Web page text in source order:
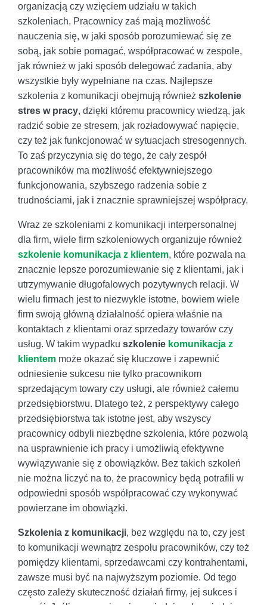
organizacją czy wzięciem udziału w takich
szkoleniach. Pracownicy zaś mają możliwość
nauczenia się, w jaki sposób porozumiewać się ze
sobą, jak sobie pomagać, współpracować w zespole,
jak również w jaki sposób delegować zadania, aby
wszystkie były wypełniane na czas. Najlepsze
szkolenia z komunikacji obejmują również szkolenie
stres w pracy, dzięki któremu pracownicy wiedzą, jak
radzić sobie ze stresem, jak rozładowywać napięcie,
czy też jak funkcjonować w sytuacjach stresogennych.
To zaś przyczynia się do tego, że cały zespół
pracowników ma możliwość efektywniejszego
funkcjonowania, szybszego radzenia sobie z
trudnościami, jak i znacznie sprawniejszej współpracy.
Wraz ze szkoleniami z komunikacji interpersonalnej
dla firm, wiele firm szkoleniowych organizuje również
szkolenie komunikacja z klientem, które pozwala na
znacznie lepsze porozumiewanie się z klientami, jak i
utrzymywanie długofalowych pozytywnych relacji. W
wielu firmach jest to niezwykle istotne, bowiem wiele
firm swoją główną działalność opiera właśnie na
kontaktach z klientami oraz sprzedaży towarów czy
usług. W takim wypadku szkolenie komunikacja z
klientem może okazać się kluczowe i zapewnić
odniesienie sukcesu nie tylko pracownikom
sprzedającym towary czy usługi, ale również całemu
przedsiębiorstwu. Dlatego też, z perspektywy całego
przedsiębiorstwa tak istotne jest, aby wszyscy
pracownicy odbyli niezbędne szkolenia, które pozwolą
na usprawnienie ich pracy i umożliwią efektywne
wywiązywanie się z obowiązków. Bez takich szkoleń
nie można liczyć na to, że pracownicy będą potrafili w
odpowiedni sposób współpracować czy wykonywać
powierzane im obowiązki.
Szkolenia z komunikacji, bez względu na to, czy jest
to komunikacji wewnątrz zespołu pracowników, czy też
pomiędzy klientami, sprzedawcami czy kontrahentami,
zawsze musi być na najwyższym poziomie. Od tego
często zależy skuteczność działań firmy, jej sukces i